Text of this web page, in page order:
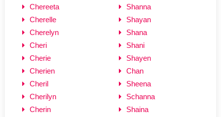
Chereeta
Cherelle
Cherelyn
Cheri
Cherie
Cherien
Cheril
Cherilyn
Cherin
Shanna
Shayan
Shana
Shani
Shayen
Chan
Sheena
Schanna
Shaina